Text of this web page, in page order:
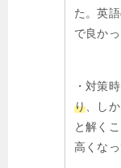
た。英
で良かっ
・対策
り、し
と解く
高くな